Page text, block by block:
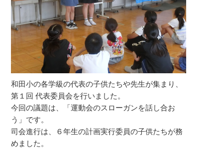
和田小の各学級の代表の子供たちや先生が集まり、
第１回 代表委員会を行いました。
今回の議題は、「運動会のスローガンを話し合お
う」です。
司会進行は、６年生の計画実行委員の子供たちが務
めました。